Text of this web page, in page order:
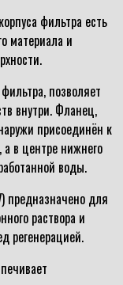
фильтра есть
материала и
позволяет
внутри. Фланец,
присоединён к
а в центре нижнего
воды.
предназначено для
раствора и
регенерацией.